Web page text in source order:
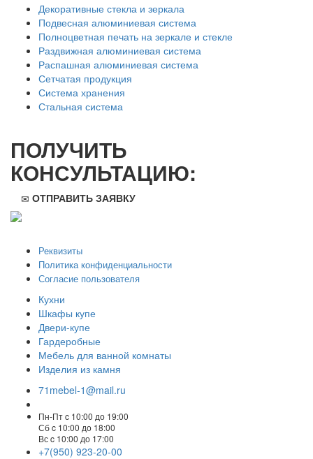
Декоративные стекла и зеркала
Подвесная алюминиевая система
Полноцветная печать на зеркале и стекле
Раздвижная алюминиевая система
Распашная алюминиевая система
Сетчатая продукция
Система хранения
Стальная система
ПОЛУЧИТЬ
КОНСУЛЬТАЦИЮ:
ОТПРАВИТЬ ЗАЯВКУ
Реквизиты
Политика конфиденциальности
Согласие пользователя
Кухни
Шкафы купе
Двери-купе
Гардеробные
Мебель для ванной комнаты
Изделия из камня
71mebel-1@mail.ru
Пн-Пт c 10:00 до 19:00
Сб c 10:00 до 18:00
Вс c 10:00 до 17:00
+7(950) 923-20-00